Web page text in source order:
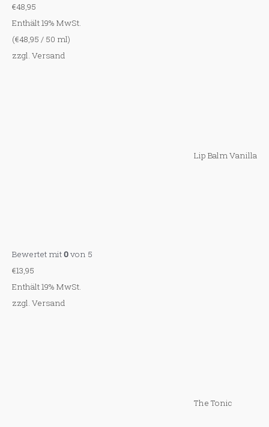
€48,95
Enthält 19% MwSt.
(€48,95 / 50 ml)
zzgl. Versand
Lip Balm Vanilla
Bewertet mit0von 5
€13,95
Enthält 19% MwSt.
zzgl. Versand
The Tonic